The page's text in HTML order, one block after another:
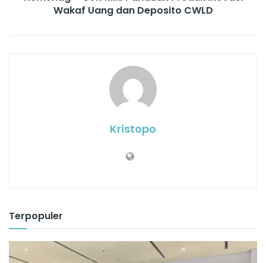
Wakaf Uang dan Deposito CWLD
Kristopo
Terpopuler